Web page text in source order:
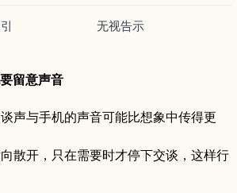
无视告示
留意声音
声与手机的声音可能比想象中传得更
散开，只在需要时才停下交谈，这样行